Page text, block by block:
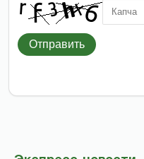
Отправить